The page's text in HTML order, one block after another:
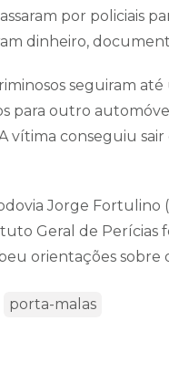
por policiais
dinheiro,
seguiram
para outro
vítima conseguiu
Jorge Fortulino
Geral de
orientações sobre
porta-malas